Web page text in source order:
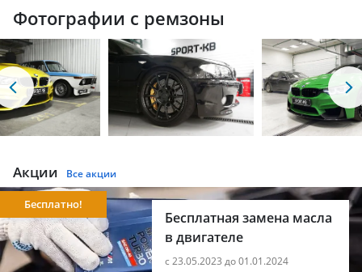
Фотографии с ремзоны
Акции Все акции
Бесплатная замена масла
в двигателе
с 23.05.2023 до 01.01.2024
Бесплатно!